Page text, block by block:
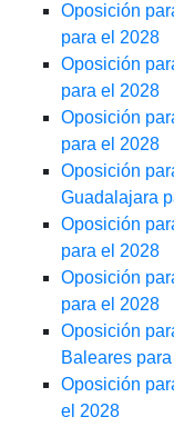
Oposición
para el 2028
Oposición
para el 2028
Oposición
para el 2028
Oposición
Guadalajara
Oposición
para el 2028
Oposición
para el 2028
Oposición
Baleares
Oposición
el 2028